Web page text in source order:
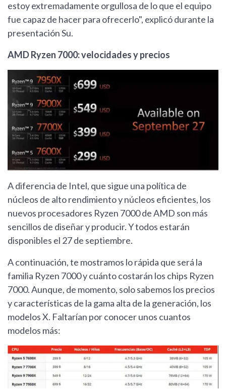
estoy extremadamente orgullosa de lo que el equipo
fue capaz de hacer para ofrecerlo", explicó durante la
presentación Su.
AMD Ryzen 7000: velocidades y precios
A diferencia de Intel, que sigue una política de
núcleos de alto rendimiento y núcleos eficientes, los
nuevos procesadores Ryzen 7000 de AMD son más
sencillos de diseñar y producir. Y todos estarán
disponibles el 27 de septiembre.
A continuación, te mostramos lo rápida que será la
familia Ryzen 7000 y cuánto costarán los chips Ryzen
7000. Aunque, de momento, solo sabemos los precios
y características de la gama alta de la generación, los
modelos X. Faltarían por conocer unos cuantos
modelos más: